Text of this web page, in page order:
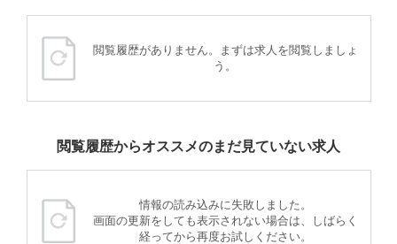
閲覧履歴がありません。まずは求人を閲覧しましょ
う。
閲覧履歴からオススメのまだ見ていない求人
情報の読み込みに失敗しました。
画面の更新をしても表示されない場合は、しばらく
経ってから再度お試しください。